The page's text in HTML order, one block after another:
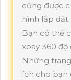
cũng được
hình lắp đặt.
Bạn có thể
xoay 360
Những
ích cho bạn